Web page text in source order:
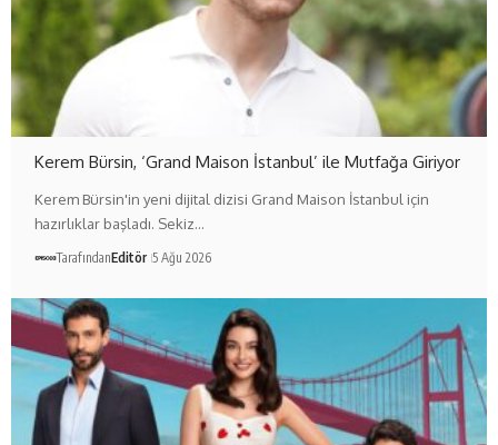
Kerem Bürsin, ‘Grand Maison İstanbul’ ile Mutfağa Giriyor
Kerem Bürsin'in yeni dijital dizisi Grand Maison İstanbul için
hazırlıklar başladı. Sekiz…
TarafındanEditör 5 Ağu 2026